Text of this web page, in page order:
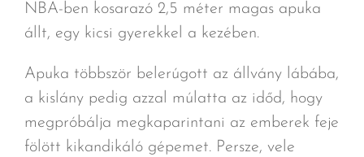
NBA-ben kosarazó 2,5 méter magas apuka
állt, egy kicsi gyerekkel a kezében.
Apuka többször belerúgott az állvány lábába,
a kislány pedig azzal múlatta az időd, hogy
megpróbálja megkaparintani az emberek feje
fölött kikandikáló gépemet. Persze, vele